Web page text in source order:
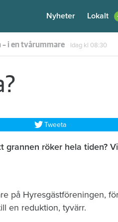
Nyheter Lokalt
"Flera fina fördelar med att
Tweeta
röker hela tiden?
på Hyresgästföreningen,
en reduktion, tyvärr.